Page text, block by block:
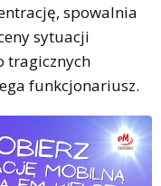
spowalnia
sytuacji
tragicznych
funkcjonariusz.